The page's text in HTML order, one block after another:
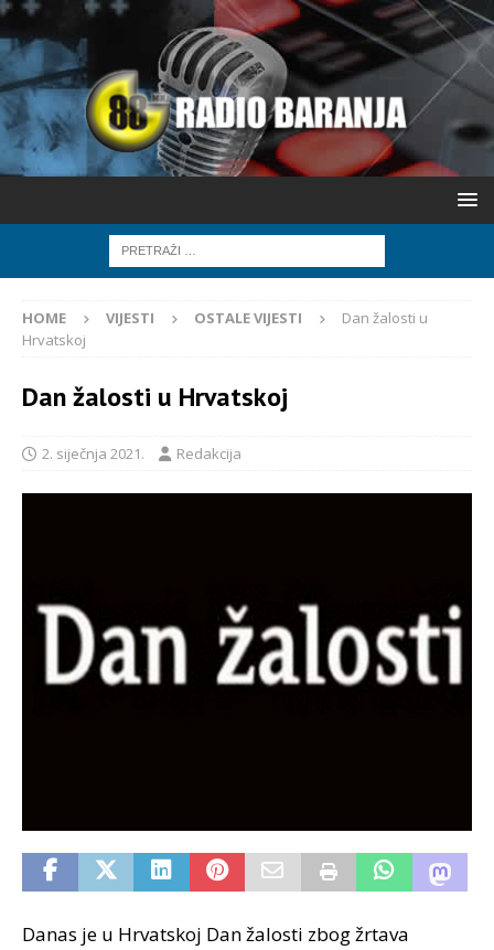
HOME VIJESTI OSTALE VIJESTI
Dan žalosti u
Hrvatskoj
Dan žalosti u Hrvatskoj
2. siječnja 2021. Redakcija
Danas je u Hrvatskoj Dan žalosti zbog žrtava